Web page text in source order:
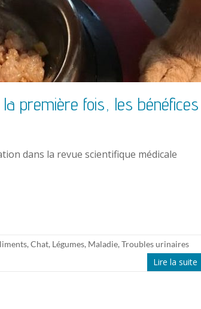
première fois, les bénéfices
dans la revue scientifique médicale
, Chat, Légumes, Maladie, Troubles urinaires
Lire la suite